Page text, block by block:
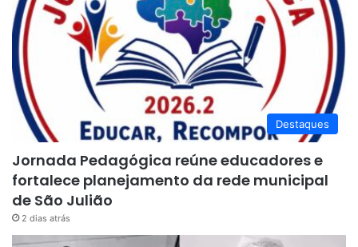
Destaques
Jornada Pedagógica reúne educadores e
fortalece planejamento da rede municipal
de São Julião
2 dias atrás